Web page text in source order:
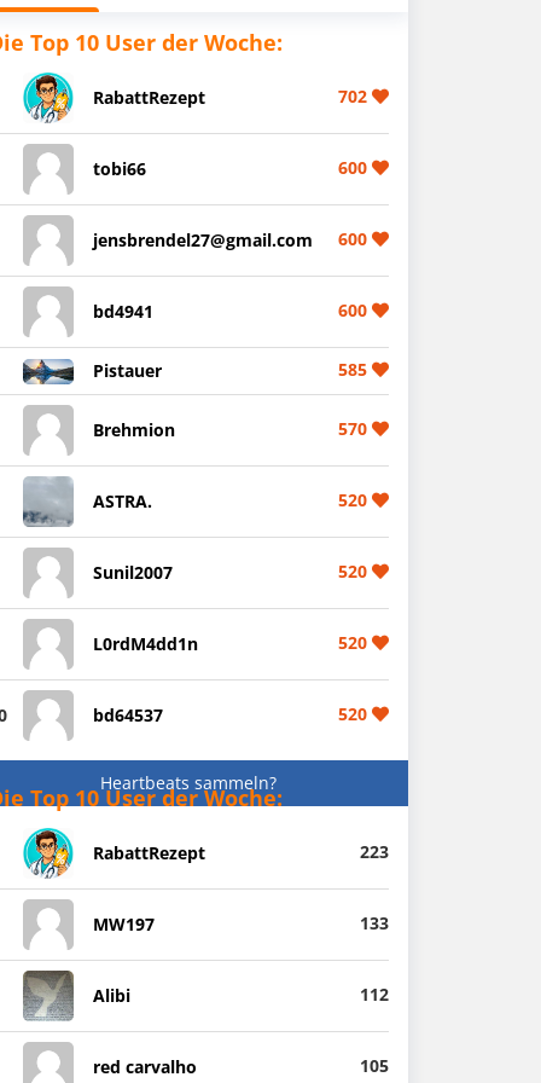
Top 10 User der Woche:
RabattRezept 702
tobi66 600
jensbrendel27@gmail.com 600
bd4941 600
Pistauer 585
Brehmion 570
ASTRA. 520
Sunil2007 520
L0rdM4dd1n 520
bd64537 520
Heartbeats sammeln?
Top 10 User der Woche:
RabattRezept 223
MW197 133
Alibi 112
red carvalho 105